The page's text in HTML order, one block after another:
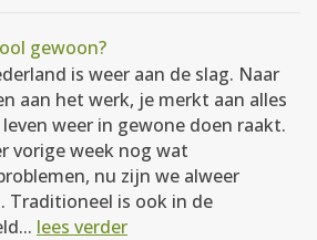
gewoon?
is weer aan de slag. Naar
aan het werk, je merkt aan alles
weer in gewone doen raakt.
vorige week nog wat
nu zijn we alweer
Traditioneel is ook in de
lees verder